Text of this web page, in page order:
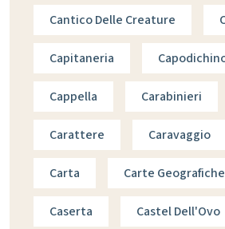
Cantico Delle Creature
Capitaneria
Cappella Carabinieri
Carattere Caravaggio
Carta Carte Geografiche
Caserta Castel Dell'Ovo